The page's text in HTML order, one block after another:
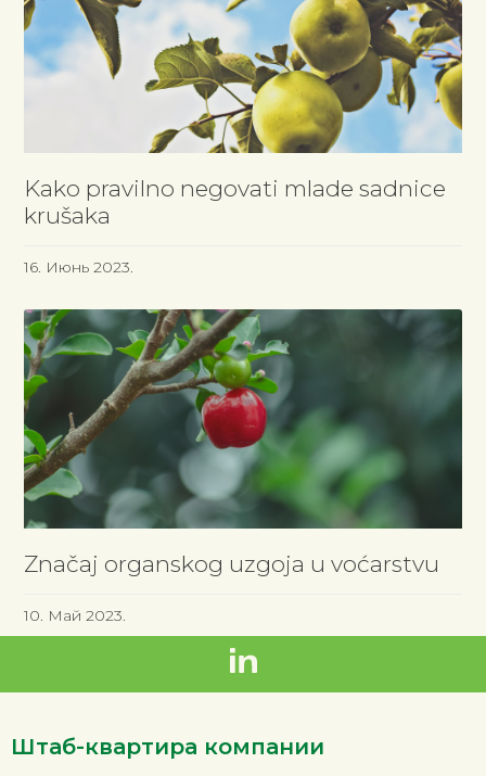
Kako pravilno negovati mlade sadnice
krušaka
16. Июнь 2023.
Značaj organskog uzgoja u voćarstvu
10. Май 2023.
Штаб-квартира компании